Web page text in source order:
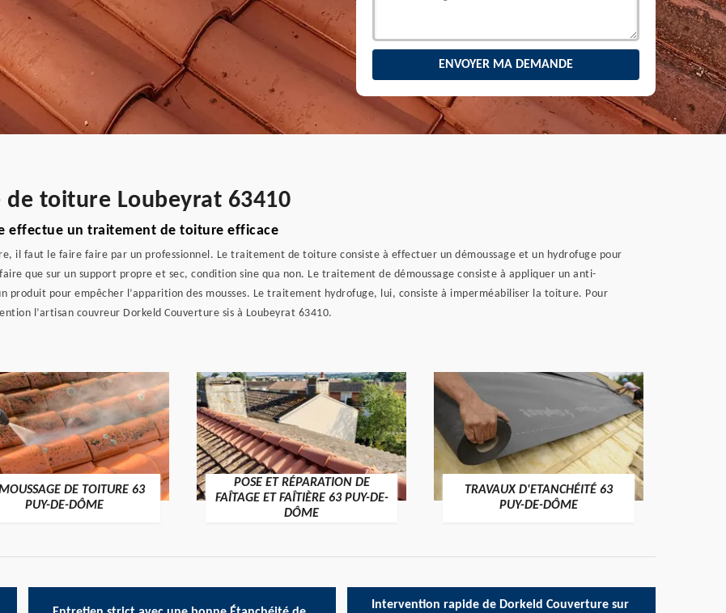
toiture Loubeyrat 63410
effectue un traitement de toiture efficace
il faut le faire faire par un professionnel. Le traitement de toiture consiste à effectuer un démoussage et un hydrofuge pour
que sur un support propre et sec, condition sine qua non. Le traitement de démoussage consiste à appliquer un anti-
produit pour empêcher l’apparition des mousses. Le traitement hydrofuge, lui, consiste à imperméabiliser la toiture. Pour
l’artisan couvreur Dorkeld Couverture sis à Loubeyrat 63410.
DE TOITURE 63
PUY-DE-DÔME
POSE ET RÉPARATION DE
FAÎTAGE ET FAÎTIÈRE 63 PUY-DE-
DÔME
TRAVAUX D'ETANCHÉITÉ 63
PUY-DE-DÔME
Intervention rapide de Dorkeld Couverture sur